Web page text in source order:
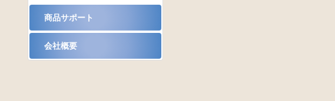
商品サポート
会社概要